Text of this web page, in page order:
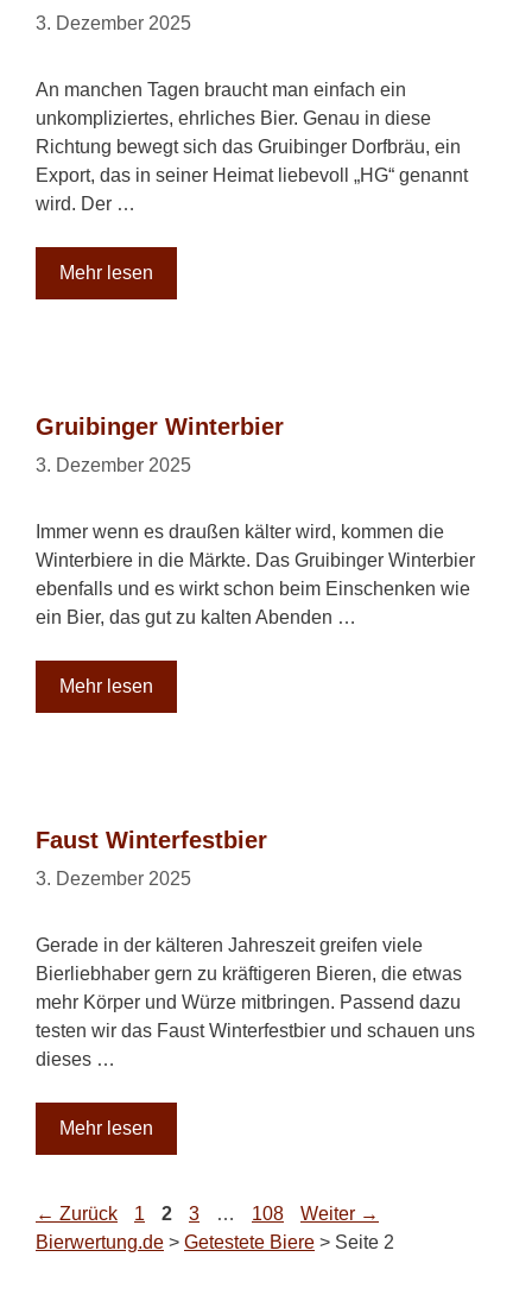
3. Dezember 2025
An manchen Tagen braucht man einfach ein
unkompliziertes, ehrliches Bier. Genau in diese
Richtung bewegt sich das Gruibinger Dorfbräu, ein
Export, das in seiner Heimat liebevoll „HG“ genannt
wird. Der …
Mehr lesen
Gruibinger Winterbier
3. Dezember 2025
Immer wenn es draußen kälter wird, kommen die
Winterbiere in die Märkte. Das Gruibinger Winterbier
ebenfalls und es wirkt schon beim Einschenken wie
ein Bier, das gut zu kalten Abenden …
Mehr lesen
Faust Winterfestbier
3. Dezember 2025
Gerade in der kälteren Jahreszeit greifen viele
Bierliebhaber gern zu kräftigeren Bieren, die etwas
mehr Körper und Würze mitbringen. Passend dazu
testen wir das Faust Winterfestbier und schauen uns
dieses …
Mehr lesen
← Zurück Seite
1 Seite
2 Seite
3 … Seite
108 Weiter →
Bierwertung.de > Getestete Biere > Seite 2